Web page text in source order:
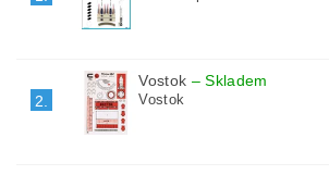
2.
Vostok –Skladem
Vostok